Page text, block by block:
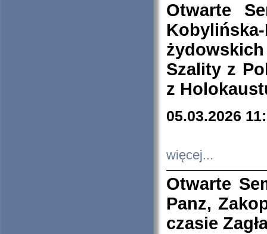
Otwarte
Szality z
z
05.03.2026
więcej...
Otwarte
Panz,
czasie